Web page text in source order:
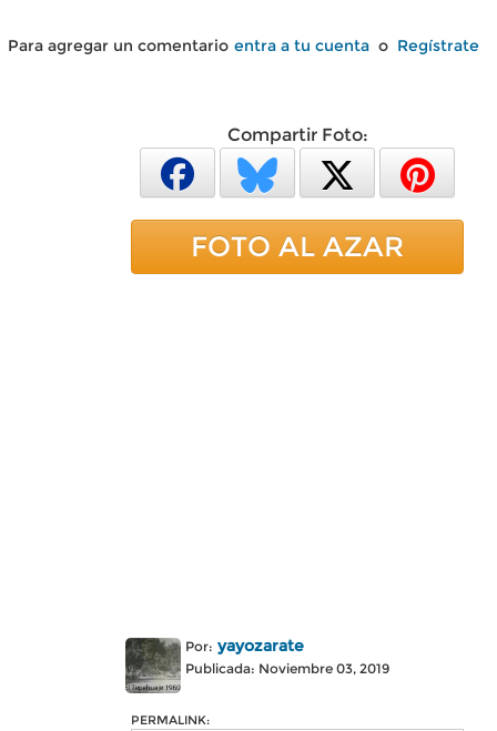
Para agregar un comentario entra a tu cuenta o Regístrate
Compartir Foto:
FOTO AL AZAR
Por: yayozarate
Publicada: Noviembre 03, 2019
PERMALINK: